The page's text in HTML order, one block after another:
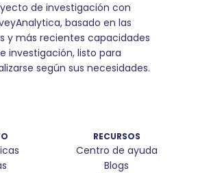
de investigación con
basado en las
y más recientes capacidades
investigación, listo para
según sus necesidades.
RECURSOS
Centro de ayuda
Blogs